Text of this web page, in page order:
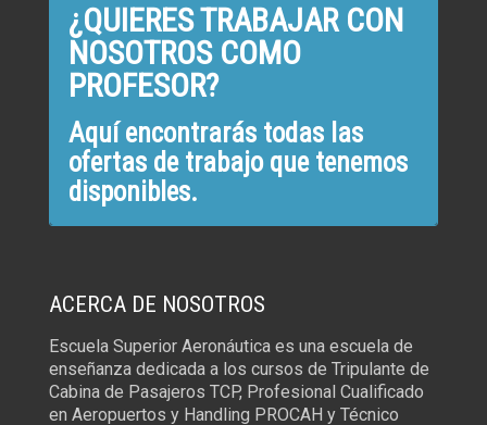
¿QUIERES TRABAJAR CON
NOSOTROS COMO
PROFESOR?
Aquí encontrarás todas las
ofertas de trabajo que tenemos
disponibles.
ACERCA DE NOSOTROS
Escuela Superior Aeronáutica es una escuela de
enseñanza dedicada a los cursos de Tripulante de
Cabina de Pasajeros TCP, Profesional Cualificado
en Aeropuertos y Handling PROCAH y Técnico